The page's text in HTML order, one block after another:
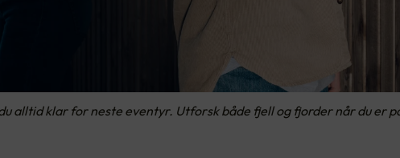
alltid klar for neste eventyr. Utforsk både fjell og fjorder når du er